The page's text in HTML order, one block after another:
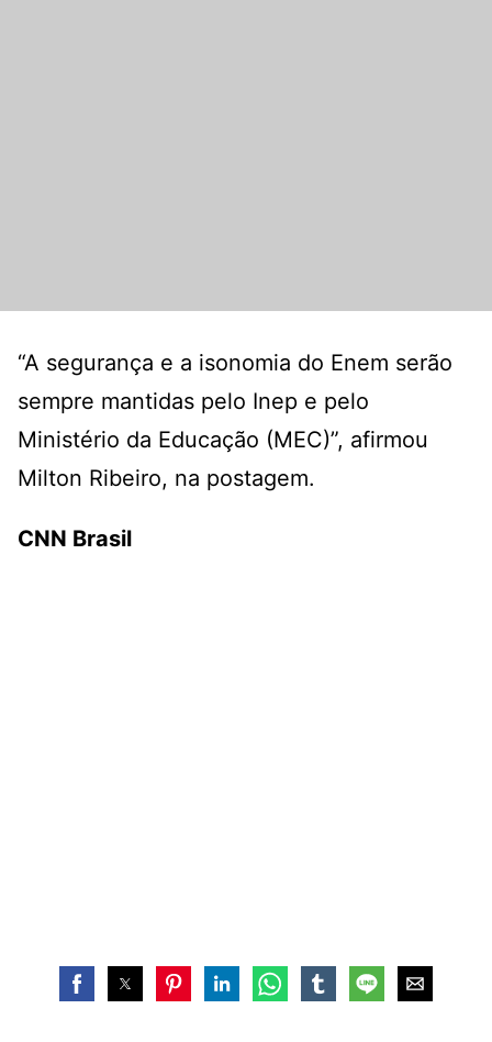
“A segurança e a isonomia do Enem serão
sempre mantidas pelo Inep e pelo
Ministério da Educação (MEC)”, afirmou
Milton Ribeiro, na postagem.
CNN Brasil